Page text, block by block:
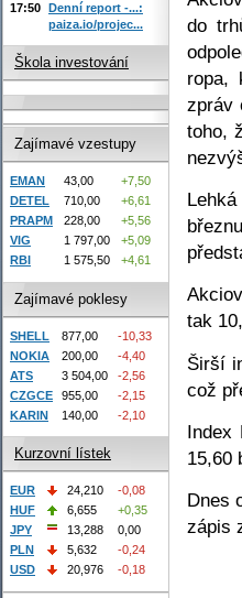
do
ropa,
zpráv
toho,
tak
Širší
což
Index
15,60
Dnes
zápis
17:50 Denní report -...:
paiza.io/projec...
Škola investování
Zajímavé vzestupy
EMAN 43,00
+7,50
DETEL
710,00
+6,61
PRAPM
228,00
+5,56
VIG
1 797,00
+5,09
RBI
1 575,50 +4,61
Zajímavé poklesy
SHELL 877,00
-10,33
NOKIA
200,00
-4,40
ATS
3 504,00
-2,56
CZGCE
955,00
-2,15
KARIN
140,00 -2,10
Kurzovní lístek
EUR 24,210
-0,08
HUF
6,655
+0,35
JPY
13,288
0,00
PLN
5,632
-0,24
USD
20,976 -0,18